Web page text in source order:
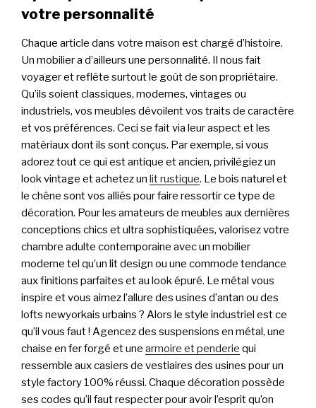
votre personnalité
Chaque article dans votre maison est chargé d’histoire.
Un mobilier a d’ailleurs une personnalité. Il nous fait
voyager et reflète surtout le goût de son propriétaire.
Qu’ils soient classiques, modernes, vintages ou
industriels, vos meubles dévoilent vos traits de caractère
et vos préférences. Ceci se fait via leur aspect et les
matériaux dont ils sont conçus. Par exemple, si vous
adorez tout ce qui est antique et ancien, privilégiez un
look vintage et achetez un lit rustique. Le bois naturel et
le chêne sont vos alliés pour faire ressortir ce type de
décoration. Pour les amateurs de meubles aux dernières
conceptions chics et ultra sophistiquées, valorisez votre
chambre adulte contemporaine avec un mobilier
moderne tel qu’un lit design ou une commode tendance
aux finitions parfaites et au look épuré. Le métal vous
inspire et vous aimez l’allure des usines d’antan ou des
lofts newyorkais urbains ? Alors le style industriel est ce
qu’il vous faut ! Agencez des suspensions en métal, une
chaise en fer forgé et une armoire et penderie qui
ressemble aux casiers de vestiaires des usines pour un
style factory 100% réussi. Chaque décoration possède
ses codes qu’il faut respecter pour avoir l’esprit qu’on